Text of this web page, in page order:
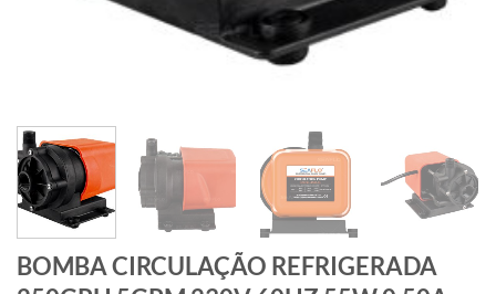
BOMBA CIRCULAÇÃO REFRIGERADA